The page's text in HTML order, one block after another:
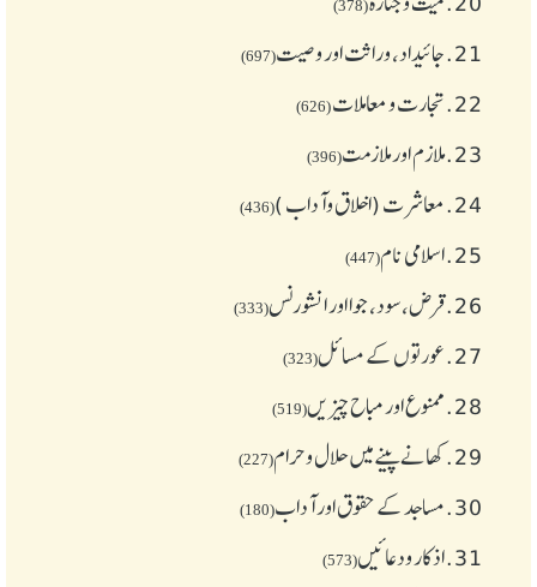
(378)
21. جائیداد، وراثت اور وصیت(697)
22. تجارت و معاملات(626)
23. ملازم اور ملازمت(396)
24. معاشرت (اخلاق وآداب )(436)
25. اسلامی نام(447)
26. قرض،سود، جوا اور انشورنس(333)
27. عورتوں کے مسائل(323)
28. ممنوع اور مباح چیز یں(519)
29. کھانے پینے میں حلال و حرام(227)
30. مساجد کے حقوق اور آداب(180)
31. اذکار ودعائیں(573)